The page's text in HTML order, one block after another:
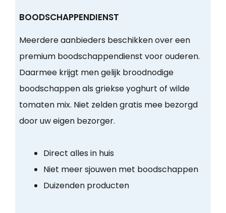
BOODSCHAPPENDIENST
Meerdere aanbieders beschikken over een
premium boodschappendienst voor ouderen.
Daarmee krijgt men gelijk broodnodige
boodschappen als griekse yoghurt of wilde
tomaten mix. Niet zelden gratis mee bezorgd
door uw eigen bezorger.
Direct alles in huis
Niet meer sjouwen met boodschappen
Duizenden producten